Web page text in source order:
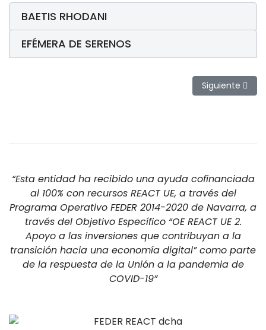
BAETIS RHODANI
EFÉMERA DE SERENOS
Artículo
Siguiente
“Esta entidad ha recibido una ayuda cofinanciada
al 100% con recursos REACT UE, a través del
Programa Operativo FEDER 2014-2020 de Navarra, a
través del Objetivo Específico “OE REACT UE 2.
Apoyo a las inversiones que contribuyan a la
transición hacia una economía digital” como parte
de la respuesta de la Unión a la pandemia de
COVID-19”